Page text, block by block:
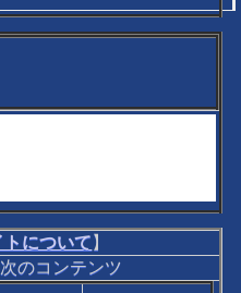
トについて】
のコンテンツ